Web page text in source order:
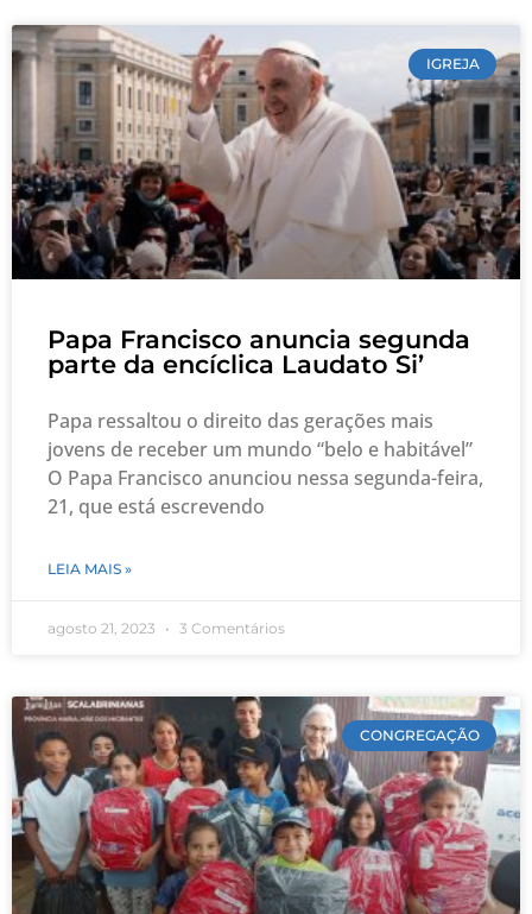
IGREJA
Papa Francisco anuncia segunda
parte da encíclica Laudato Si’
Papa ressaltou o direito das gerações mais
jovens de receber um mundo “belo e habitável”
O Papa Francisco anunciou nessa segunda-feira,
21, que está escrevendo
LEIA MAIS »
agosto 21, 2023 3 Comentários
CONGREGAÇÃO